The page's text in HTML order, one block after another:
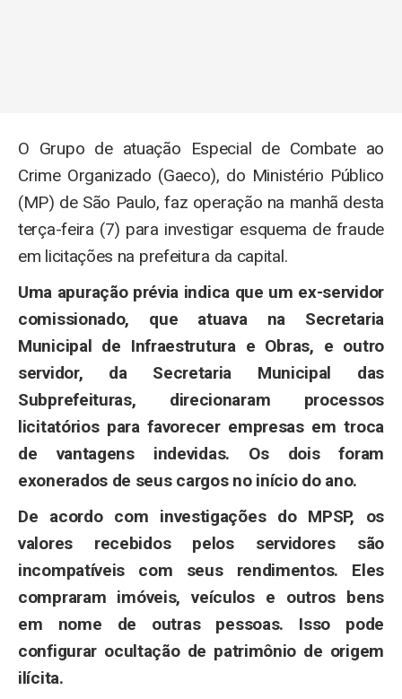
O Grupo de atuação Especial de Combate ao
Crime Organizado (Gaeco), do Ministério Público
(MP) de São Paulo, faz operação na manhã desta
terça-feira (7) para investigar esquema de fraude
em licitações na prefeitura da capital.
Uma apuração prévia indica que um ex-servidor
comissionado, que atuava na Secretaria
Municipal de Infraestrutura e Obras, e outro
servidor, da Secretaria Municipal das
Subprefeituras, direcionaram processos
licitatórios para favorecer empresas em troca
de vantagens indevidas. Os dois foram
exonerados de seus cargos no início do ano.
De acordo com investigações do MPSP, os
valores recebidos pelos servidores são
incompatíveis com seus rendimentos. Eles
compraram imóveis, veículos e outros bens
em nome de outras pessoas. Isso pode
configurar ocultação de patrimônio de origem
ilícita.